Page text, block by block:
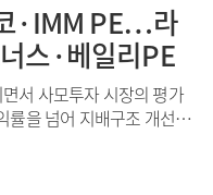
·IMM PE…라
스·베일리PE
서 사모투자 시장의 평가
률을 넘어 지배구조 개선과
시장에서 검증된 플레이
달 26일부터 이달 2일까지